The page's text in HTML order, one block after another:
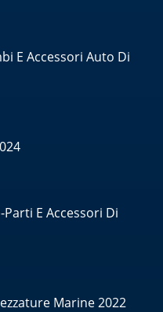
E Accessori Auto Di
E Accessori Di
Marine 2022